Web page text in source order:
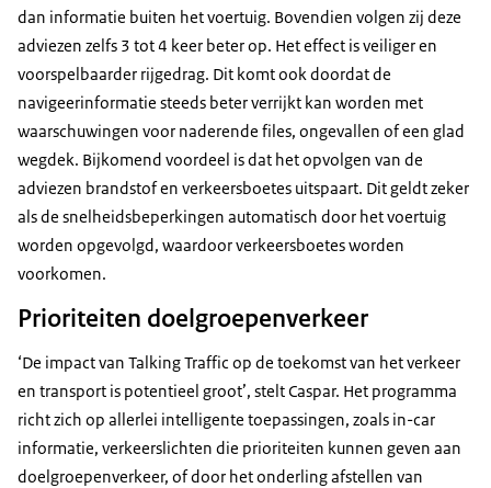
dan informatie buiten het voertuig. Bovendien volgen zij deze
adviezen zelfs 3 tot 4 keer beter op. Het effect is veiliger en
voorspelbaarder rijgedrag. Dit komt ook doordat de
navigeerinformatie steeds beter verrijkt kan worden met
waarschuwingen voor naderende files, ongevallen of een glad
wegdek. Bijkomend voordeel is dat het opvolgen van de
adviezen brandstof en verkeersboetes uitspaart. Dit geldt zeker
als de snelheidsbeperkingen automatisch door het voertuig
worden opgevolgd, waardoor verkeersboetes worden
voorkomen.
Prioriteiten doelgroepenverkeer
‘De impact van Talking Traffic op de toekomst van het verkeer
en transport is potentieel groot’, stelt Caspar. Het programma
richt zich op allerlei intelligente toepassingen, zoals in-car
informatie, verkeerslichten die prioriteiten kunnen geven aan
doelgroepenverkeer, of door het onderling afstellen van